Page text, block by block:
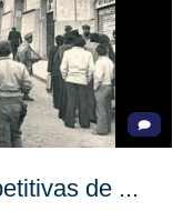
de ...